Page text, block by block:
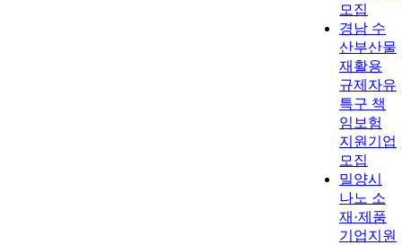
모집
경남 수
산부산물
재활용
규제자유
특구 책
임보험
지원기업
모집
밀양시
나노 소
재·제품
기업지원